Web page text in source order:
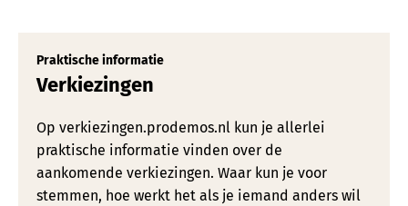
Praktische informatie
Verkiezingen
Op verkiezingen.prodemos.nl kun je allerlei
praktische informatie vinden over de
aankomende verkiezingen. Waar kun je voor
stemmen, hoe werkt het als je iemand anders wil